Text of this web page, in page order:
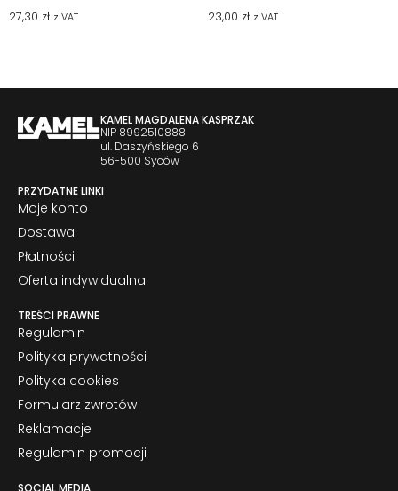
27,30 zł z VAT 23,00 zł z VAT
KAMEL MAGDALENA KASPRZAK
NIP 8992510888
ul. Daszyńskiego 6
56-500 Syców
PRZYDATNE LINKI
Moje konto
Dostawa
Płatności
Oferta indywidualna
TREŚCI PRAWNE
Regulamin
Polityka prywatności
Polityka cookies
Formularz zwrotów
Reklamacje
Regulamin promocji